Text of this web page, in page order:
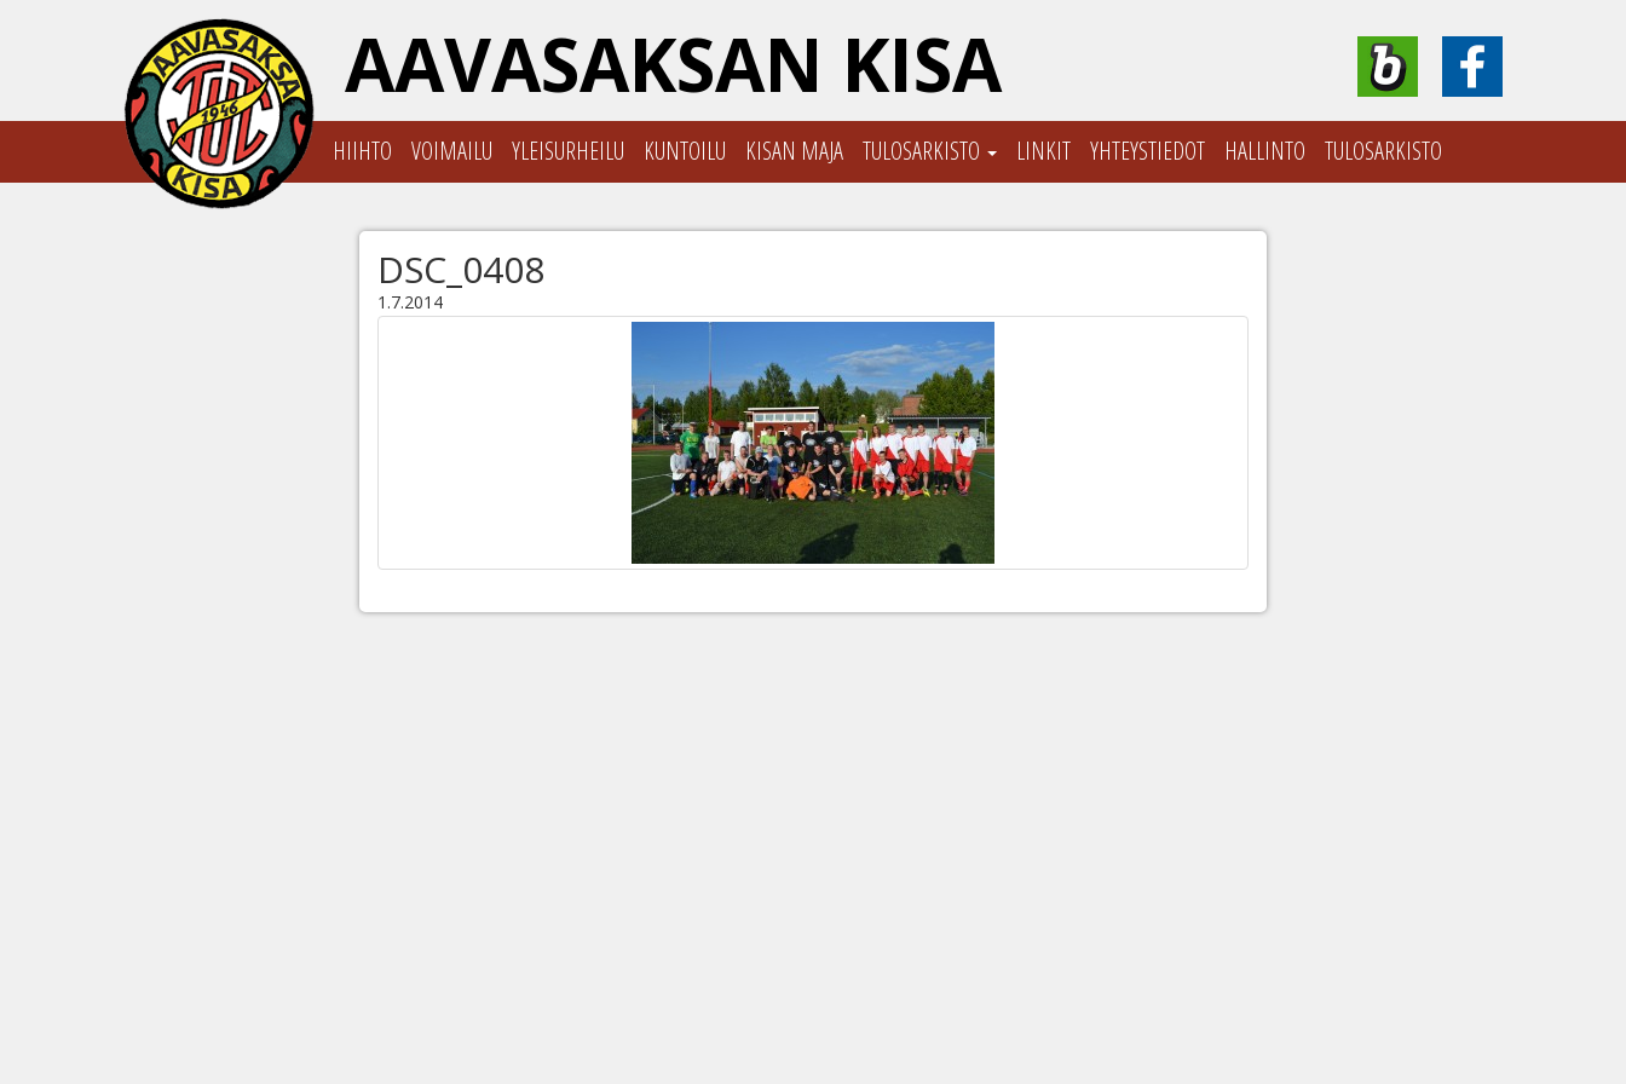
AAVASAKSAN KISA
HIIHTO VOIMAILU YLEISURHEILU KUNTOILU KISAN MAJA TULOSARKISTO LINKIT YHTEYSTIEDOT HALLINTO TULOSARKISTO
DSC_0408
1.7.2014